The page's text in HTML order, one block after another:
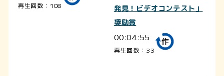
再生回数：108
発見！ビデオコンテスト」
奨励賞
00:04:55
再生回数：33